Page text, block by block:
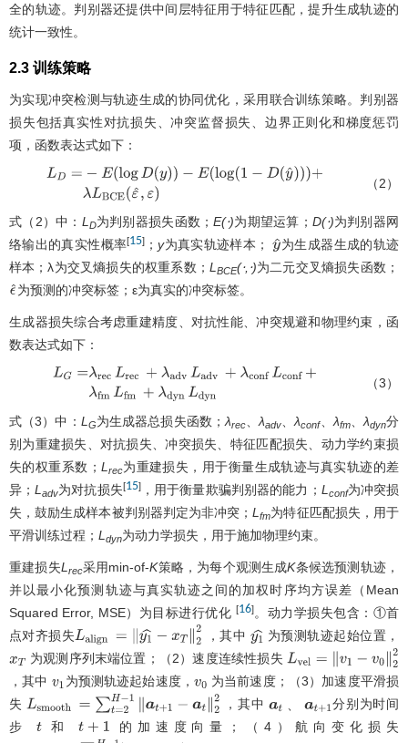
全的轨迹。判别器还提供中间层特征用于特征匹配，提升生成轨迹的
统计一致性。
2.3 训练策略
为实现冲突检测与轨迹生成的协同优化，采用联合训练策略。判别器
损失包括真实性对抗损失、冲突监督损失、边界正则化和梯度惩罚
项，函数表达式如下：
E( log y))− E(log （2）
式（2）中： L D为判别器损失函数；E(⋅)为期望运算； D(⋅)为判别器网
络输出的真实性概率[15] ；y为真实轨迹样本； y^为生成器生成的轨迹
样本；λ为交叉熵损失的权重系数； L BCE(⋅,⋅)为二元交叉熵损失函数；
ϵ^为预测的冲突标签；ε为真实的冲突标签。
生成器损失综合考虑重建精度、对抗性能、冲突规避和物理约束，函
数表达式如下：
rec rec λadv adv dynL
（3）
式（3）中： L G为生成器总损失函数； λrec、λadv 、λconf、 λfm、 λdyn分
别为重建损失、对抗损失、冲突损失、特征匹配损失、动力学约束损
失的权重系数； L rec为重建损失，用于衡量生成轨迹与真实轨迹的差
异；L adv为对抗损失[15]，用于衡量欺骗判别器的能力； L conf为冲突损
失，鼓励生成样本被判别器判定为非冲突；Lfm为特征匹配损失，用于
平滑训练过程； L dyn为动力学损失，用于施加物理约束。
重建损失L rec采用min-of-K策略，为每个观测生成K条候选预测轨迹，
并以最小化预测轨迹与真实轨迹之间的加权时序均方误差（Mean
Squared Error, MSE）为目标进行优化 [16]。动力学损失包含：①首
点对齐损失Lalign =∥ 1^− xT ∥22 ，其中 y1 ^为预测轨迹起始位置，
xT 为观测序列末端位置；（2）速度连续性损失 Lvel=∥v −v0∥22
，其中 v1为预测轨迹起始速度，v0 为当前速度；（3）加速度平滑损
失 Lsmooth=∑t=2H− at+1− at ∥22 ，其中 at、 +1
分别为时间
步 t和 t+1
的加速度向量；（4）航向变化损失